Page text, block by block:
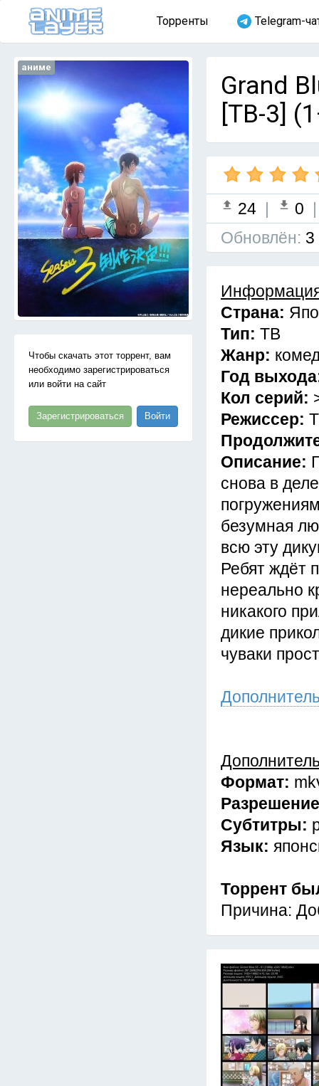
Торренты Telegram-
аниме
Чтобы скачать этот торрент, вам
необходимо зарегистрироваться
или войти на сайт
Зарегистрироваться Войти
Grand
[ТВ-3]
24 | 0
Обновлён: 3
Страна:
Тип: ТВ
Жанр:
Год
Кол серий:
Режиссер:
Описание:
снова в
безумная
всю эту
Ребят ждёт
нереально
никакого
дикие
чуваки
Формат:
Субтитры:
Язык:
Торрент
Причина: